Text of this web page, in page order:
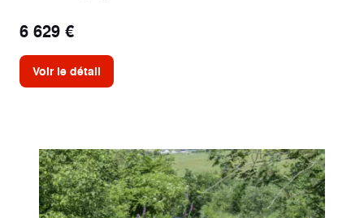
6 629 €
Voir le détail